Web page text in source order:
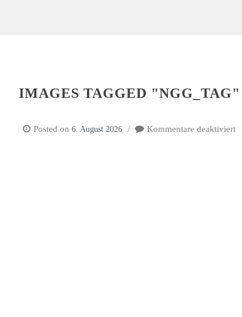
IMAGES TAGGED "NGG_TAG"
Posted on 6. August 2026 Kommentare deaktiviertfür